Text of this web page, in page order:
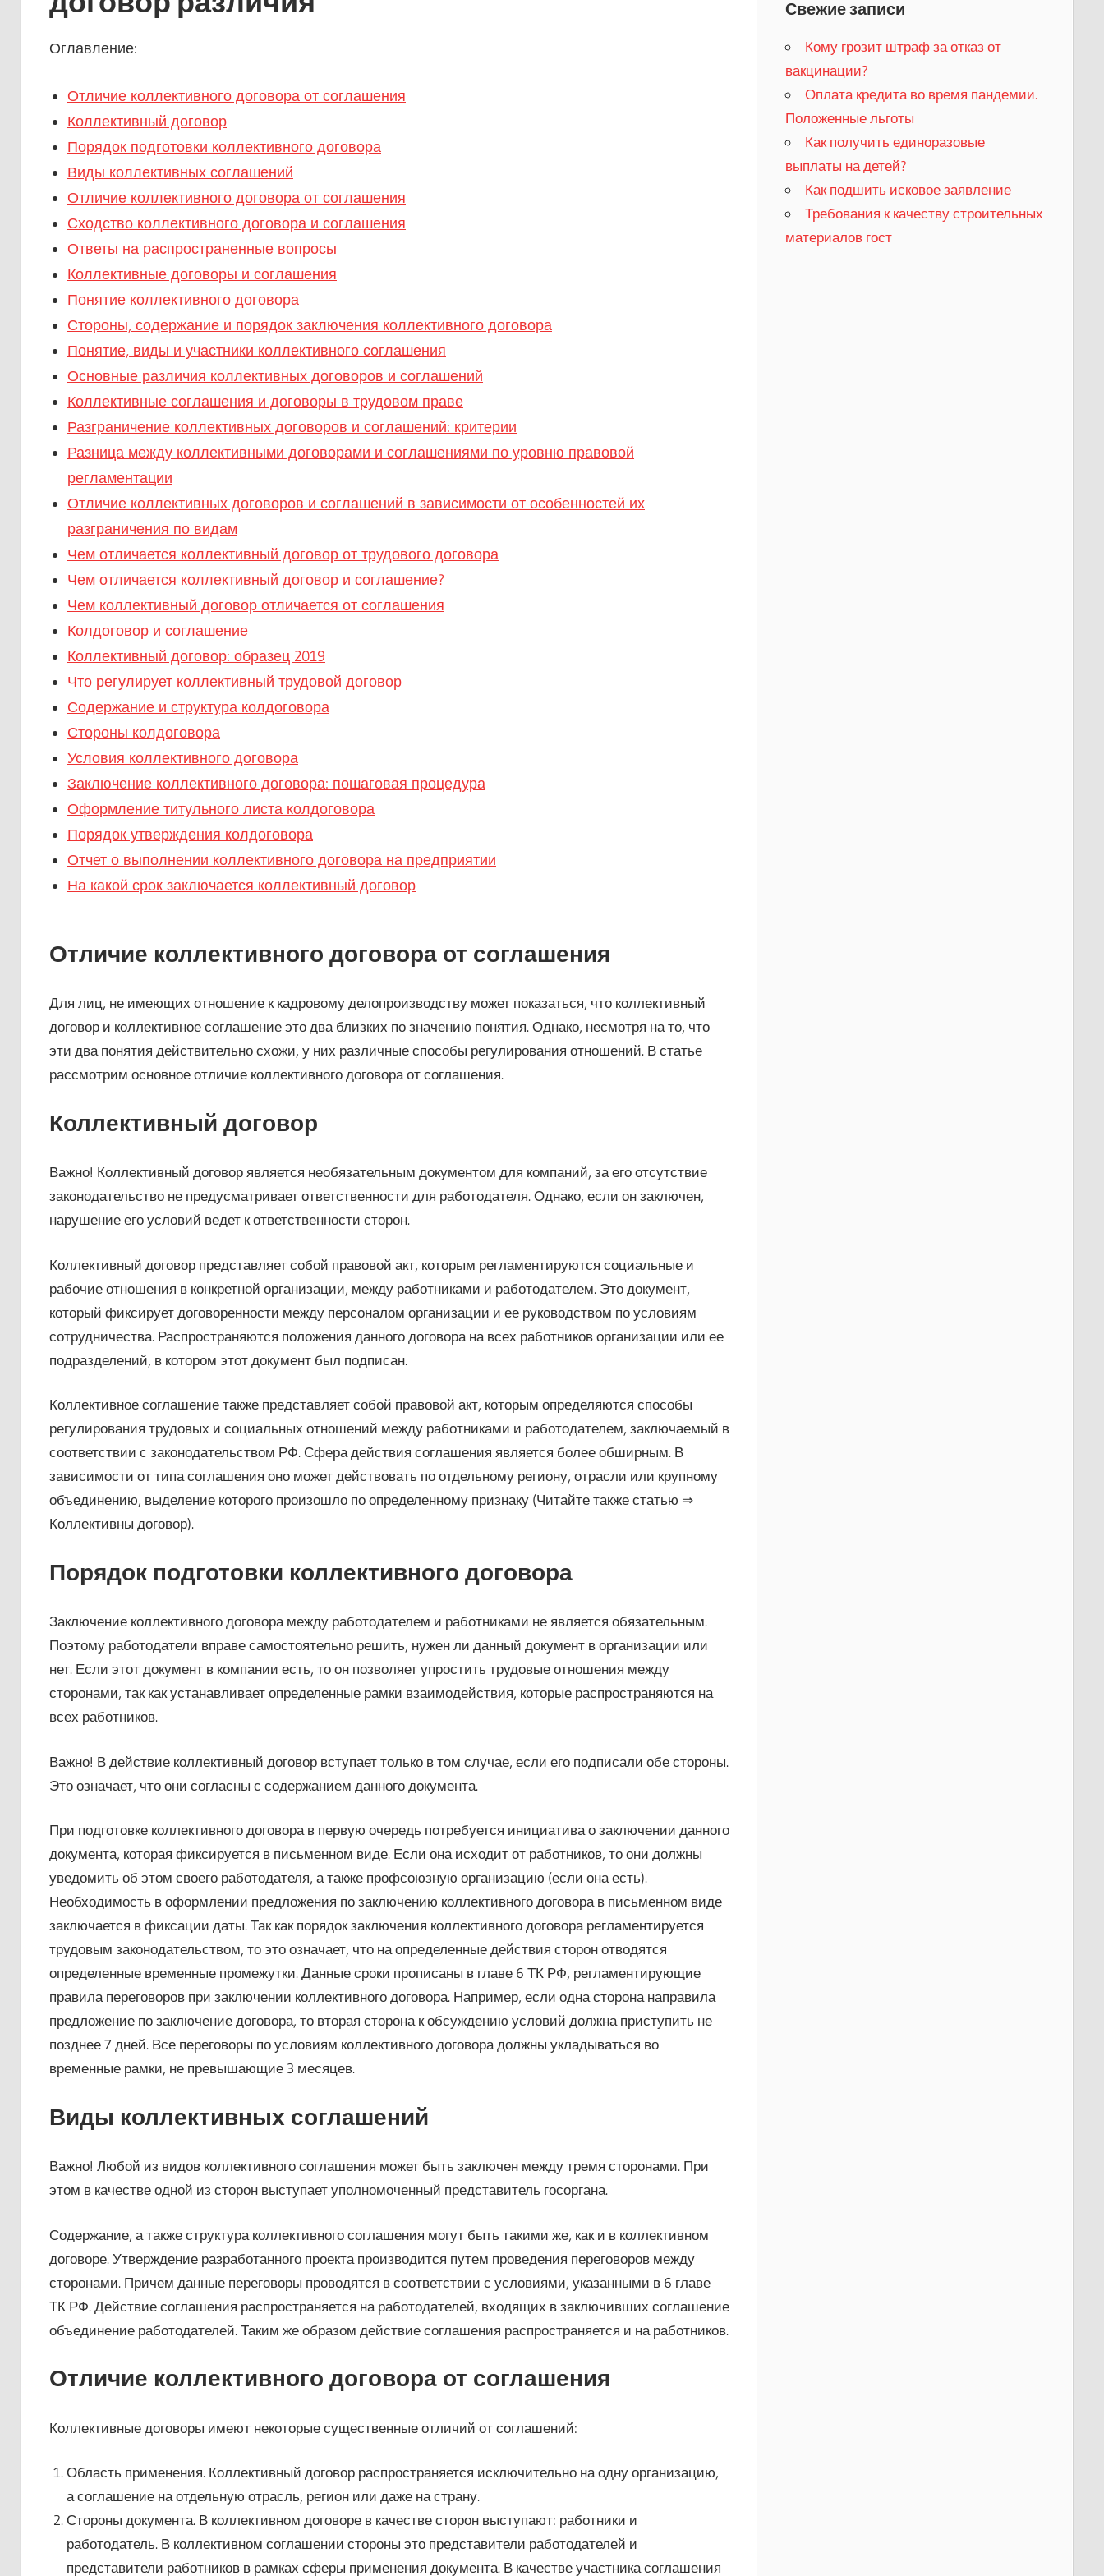
Оглавление:
Отличие коллективного договора от соглашения
Коллективный договор
Порядок подготовки коллективного договора
Виды коллективных соглашений
Отличие коллективного договора от соглашения
Сходство коллективного договора и соглашения
Ответы на распространенные вопросы
Коллективные договоры и соглашения
Понятие коллективного договора
Стороны, содержание и порядок заключения коллективного договора
Понятие, виды и участники коллективного соглашения
Основные различия коллективных договоров и соглашений
Коллективные соглашения и договоры в трудовом праве
Разграничение коллективных договоров и соглашений: критерии
Разница между коллективными договорами и соглашениями по уровню правовой
регламентации
Отличие коллективных договоров и соглашений в зависимости от особенностей их
разграничения по видам
Чем отличается коллективный договор от трудового договора
Чем отличается коллективный договор и соглашение?
Чем коллективный договор отличается от соглашения
Колдоговор и соглашение
Коллективный договор: образец 2019
Что регулирует коллективный трудовой договор
Содержание и структура колдоговора
Стороны колдоговора
Условия коллективного договора
Заключение коллективного договора: пошаговая процедура
Оформление титульного листа колдоговора
Порядок утверждения колдоговора
Отчет о выполнении коллективного договора на предприятии
На какой срок заключается коллективный договор
Отличие коллективного договора от соглашения
Для лиц, не имеющих отношение к кадровому делопроизводству может показаться, что коллективный
договор и коллективное соглашение это два близких по значению понятия. Однако, несмотря на то, что
эти два понятия действительно схожи, у них различные способы регулирования отношений. В статье
рассмотрим основное отличие коллективного договора от соглашения.
Коллективный договор
Важно! Коллективный договор является необязательным документом для компаний, за его отсутствие
законодательство не предусматривает ответственности для работодателя. Однако, если он заключен,
нарушение его условий ведет к ответственности сторон.
Коллективный договор представляет собой правовой акт, которым регламентируются социальные и
рабочие отношения в конкретной организации, между работниками и работодателем. Это документ,
который фиксирует договоренности между персоналом организации и ее руководством по условиям
сотрудничества. Распространяются положения данного договора на всех работников организации или ее
подразделений, в котором этот документ был подписан.
Коллективное соглашение также представляет собой правовой акт, которым определяются способы
регулирования трудовых и социальных отношений между работниками и работодателем, заключаемый в
соответствии с законодательством РФ. Сфера действия соглашения является более обширным. В
зависимости от типа соглашения оно может действовать по отдельному региону, отрасли или крупному
объединению, выделение которого произошло по определенному признаку (Читайте также статью ⇒
Коллективны договор).
Порядок подготовки коллективного договора
Заключение коллективного договора между работодателем и работниками не является обязательным.
Поэтому работодатели вправе самостоятельно решить, нужен ли данный документ в организации или
нет. Если этот документ в компании есть, то он позволяет упростить трудовые отношения между
сторонами, так как устанавливает определенные рамки взаимодействия, которые распространяются на
всех работников.
Важно! В действие коллективный договор вступает только в том случае, если его подписали обе стороны.
Это означает, что они согласны с содержанием данного документа.
При подготовке коллективного договора в первую очередь потребуется инициатива о заключении данного
документа, которая фиксируется в письменном виде. Если она исходит от работников, то они должны
уведомить об этом своего работодателя, а также профсоюзную организацию (если она есть).
Необходимость в оформлении предложения по заключению коллективного договора в письменном виде
заключается в фиксации даты. Так как порядок заключения коллективного договора регламентируется
трудовым законодательством, то это означает, что на определенные действия сторон отводятся
определенные временные промежутки. Данные сроки прописаны в главе 6 ТК РФ, регламентирующие
правила переговоров при заключении коллективного договора. Например, если одна сторона направила
предложение по заключение договора, то вторая сторона к обсуждению условий должна приступить не
позднее 7 дней. Все переговоры по условиям коллективного договора должны укладываться во
временные рамки, не превышающие 3 месяцев.
Виды коллективных соглашений
Важно! Любой из видов коллективного соглашения может быть заключен между тремя сторонами. При
этом в качестве одной из сторон выступает уполномоченный представитель госоргана.
Содержание, а также структура коллективного соглашения могут быть такими же, как и в коллективном
договоре. Утверждение разработанного проекта производится путем проведения переговоров между
сторонами. Причем данные переговоры проводятся в соответствии с условиями, указанными в 6 главе
ТК РФ. Действие соглашения распространяется на работодателей, входящих в заключивших соглашение
объединение работодателей. Таким же образом действие соглашения распространяется и на работников.
Отличие коллективного договора от соглашения
Коллективные договоры имеют некоторые существенные отличий от соглашений:
Область применения. Коллективный договор распространяется исключительно на одну организацию,
а соглашение на отдельную отрасль, регион или даже на страну.
Стороны документа. В коллективном договоре в качестве сторон выступают: работники и
работодатель. В коллективном соглашении стороны это представители работодателей и
представители работников в рамках сферы применения документа. В качестве участника соглашения
Свежие записи
Кому грозит штраф за отказ от
вакцинации?
​Оплата кредита во время пандемии.
Положенные льготы
​Как получить единоразовые
выплаты на детей?
Как подшить исковое заявление
Требования к качеству строительных
материалов гост